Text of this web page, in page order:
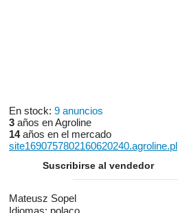
En stock: 9 anuncios
3 años en Agroline
14años en el mercado
site1690757802160620240.agroline.pl
Suscribirse al vendedor
Mateusz Sopel
Idiomas: polaco